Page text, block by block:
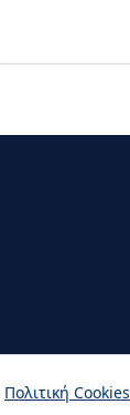
Πολιτική Cookies